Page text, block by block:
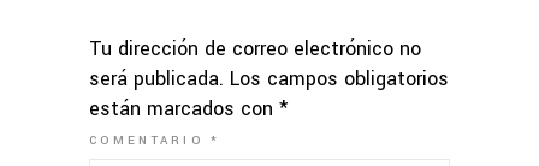
Tu dirección de correo electrónico no
será publicada. Los campos obligatorios
están marcados con *
COMENTARIO*